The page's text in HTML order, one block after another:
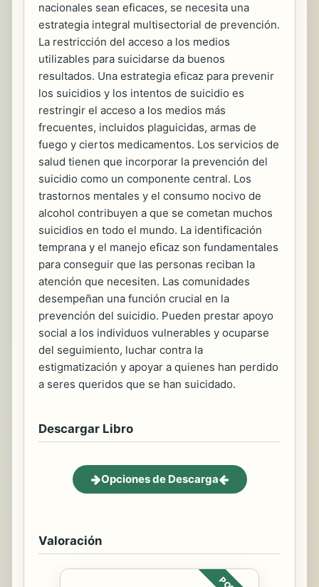
nacionales sean eficaces, se necesita una
estrategia integral multisectorial de prevención.
La restricción del acceso a los medios
utilizables para suicidarse da buenos
resultados. Una estrategia eficaz para prevenir
los suicidios y los intentos de suicidio es
restringir el acceso a los medios más
frecuentes, incluidos plaguicidas, armas de
fuego y ciertos medicamentos. Los servicios de
salud tienen que incorporar la prevención del
suicidio como un componente central. Los
trastornos mentales y el consumo nocivo de
alcohol contribuyen a que se cometan muchos
suicidios en todo el mundo. La identificación
temprana y el manejo eficaz son fundamentales
para conseguir que las personas reciban la
atención que necesiten. Las comunidades
desempeñan una función crucial en la
prevención del suicidio. Pueden prestar apoyo
social a los individuos vulnerables y ocuparse
del seguimiento, luchar contra la
estigmatización y apoyar a quienes han perdido
a seres queridos que se han suicidado.
Descargar Libro
Opciones de Descarga
Valoración